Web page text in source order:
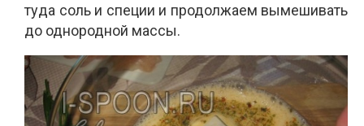
туда соль и специи и продолжаем вымешивать
до однородной массы.